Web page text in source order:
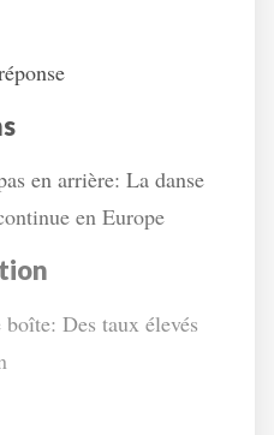
en arrière: La danse
en Europe
Des taux élevés